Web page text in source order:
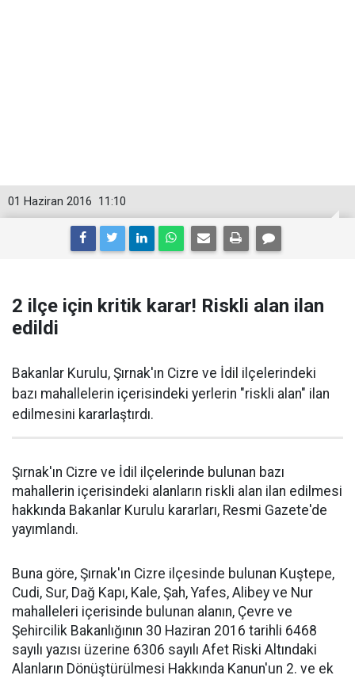
11:10
01 Haziran 2016
2 ilçe için kritik karar! Riskli alan ilan
edildi
Bakanlar Kurulu, Şırnak'ın Cizre ve İdil ilçelerindeki
bazı mahallelerin içerisindeki yerlerin "riskli alan" ilan
edilmesini kararlaştırdı.
Şırnak'ın Cizre ve İdil ilçelerinde bulunan bazı
mahallerin içerisindeki alanların riskli alan ilan edilmesi
hakkında Bakanlar Kurulu kararları, Resmi Gazete'de
yayımlandı.
Buna göre, Şırnak'ın Cizre ilçesinde bulunan Kuştepe,
Cudi, Sur, Dağ Kapı, Kale, Şah, Yafes, Alibey ve Nur
mahalleleri içerisinde bulunan alanın, Çevre ve
Şehircilik Bakanlığının 30 Haziran 2016 tarihli 6468
sayılı yazısı üzerine 6306 sayılı Afet Riski Altındaki
Alanların Dönüştürülmesi Hakkında Kanun'un 2. ve ek